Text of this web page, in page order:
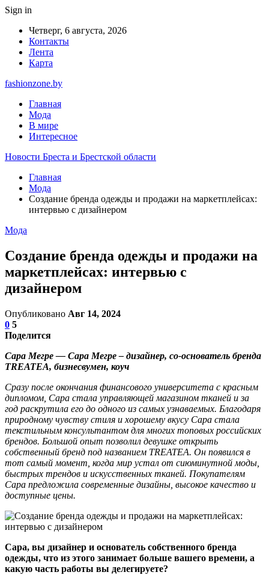
Sign in
Четверг, 6 августа, 2026
Контакты
Лента
Карта
fashionzone.by
Главная
Мода
В мире
Интересное
Новости Бреста и Брестской области
Главная
Мода
Создание бренда одежды и продажи на маркетплейсах:
интервью с дизайнером
Мода
Создание бренда одежды и продажи на
маркетплейсах: интервью с
дизайнером
Опубликовано Авг 14, 2024
0 5
Поделится
Сара Мегре — Сара Мегре – дизайнер, со-основатель бренда
TREATEA, бизнесвумен, коуч
Сразу после окончания финансового университета с красным
дипломом, Сара стала управляющей магазином тканей и за
год раскрутила его до одного из самых узнаваемых. Благодаря
природному чувству стиля и хорошему вкусу Сара стала
текстильным консультантом для многих топовых российских
брендов. Большой опыт позволил девушке открыть
собственный бренд под названием TREATEA. Он появился в
тот самый момент, когда мир устал от сиюминутной моды,
быстрых трендов и искусственных тканей. Покупателям
Сара предложила современные дизайны, высокое качество и
доступные цены.
Сара, вы дизайнер и основатель собственного бренда
одежды, что из этого занимает больше вашего времени, а
какую часть работы вы делегируете?